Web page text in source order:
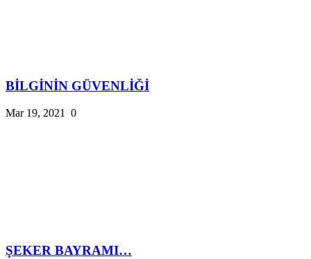
BİLGİNİN GÜVENLİĞİ
Mar 19, 2021 0
ŞEKER BAYRAMI…